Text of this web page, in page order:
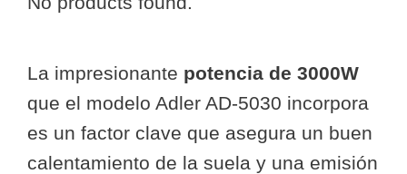
La impresionante potencia de 3000W
que el modelo Adler AD-5030 incorpora
es un factor clave que asegura un buen
calentamiento de la suela y una emisión